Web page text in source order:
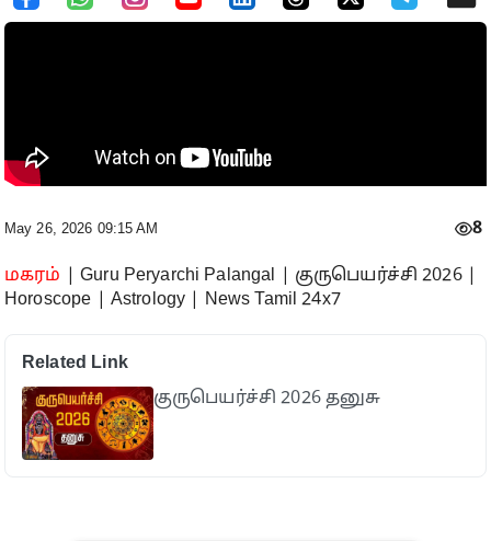
May 26, 2026 09:15 AM 8
மகரம் | Guru Peryarchi Palangal | குருபெயர்ச்சி 2026 |
Horoscope | Astrology | News Tamil 24x7
Related Link
குருபெயர்ச்சி 2026 தனுசு